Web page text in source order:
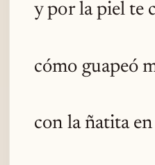
y por la piel te
cómo guapeó
con la ñatita